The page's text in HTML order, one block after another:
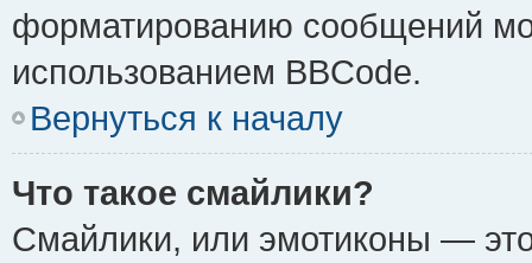
форматированию сообщений
использованием BBCode.
Вернуться к началу
Что такое смайлики?
Смайлики, или эмотиконы —